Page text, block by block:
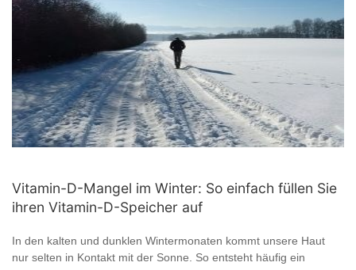
Vitamin-D-Mangel im Winter: So einfach füllen Sie
ihren Vitamin-D-Speicher auf
In den kalten und dunklen Wintermonaten kommt unsere Haut
nur selten in Kontakt mit der Sonne. So entsteht häufig ein